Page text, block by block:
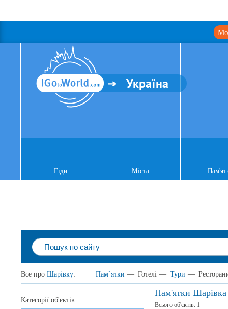
Україна
Гіди Міста
Все про Шарівку: Пам`ятки — Готелі — Тури —
Пам'ятки Шарівка
Всього об'єктів: 1
Категорії об'єктів